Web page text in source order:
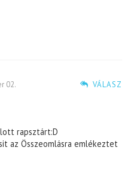
VÁLASZ
02.
rapsztárt:D
az Összeomlásra emlékeztet